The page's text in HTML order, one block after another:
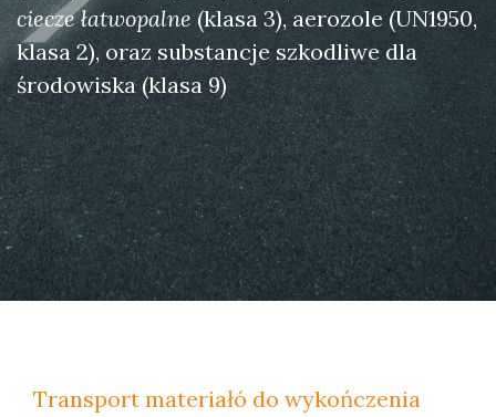
ciecze łatwopalne(klasa 3), aerozole (UN1950,
klasa 2), oraz substancje szkodliwe dla
środowiska (klasa 9)
Transport materiałó do wykończenia